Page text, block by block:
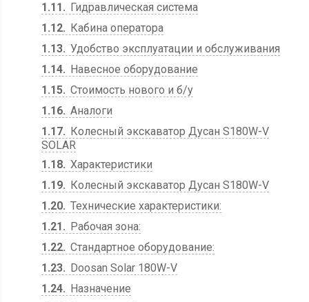
1.11
Гидравлическая система
1.12
Кабина оператора
1.13 Удобство эксплуатации и обслуживания
1.14
Навесное оборудование
1.15 Стоимость нового и б/у
1.16 Аналоги
1.17
Колесный экскаватор Дусан S180W-V
SOLAR
1.18 Характеристики
1.19
Колесный экскаватор Дусан S180W-V
1.20 Технические характеристики:
1.21
Рабочая зона:
1.22 Стандартное оборудование:
1.23
Doosan Solar 180W-V
1.24
Назначение